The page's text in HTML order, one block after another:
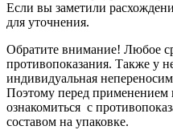
Если вы заметили
для уточнения.
Обратите внимание! Любое
противопоказания. Также у
индивидуальная
Поэтому перед применением
ознакомиться с
составом на упаковке.